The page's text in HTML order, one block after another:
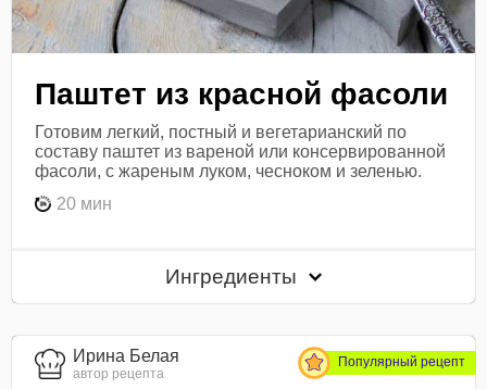
Паштет из красной фасоли
Готовим легкий, постный и вегетарианский по
составу паштет из вареной или консервированной
фасоли, с жареным луком, чесноком и зеленью.
20 мин
Ингредиенты
Ирина Белая
автор рецепта
Популярный рецепт